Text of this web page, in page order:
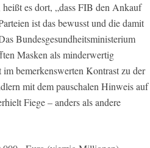
es dort, „dass FIB den Ankauf
ist das bewusst und die damit
Bundesgesundheitsministerium
Masken als minderwertig
bemerkenswerten Kontrast zu der
mit dem pauschalen Hinweis auf
Fiege – anders als andere